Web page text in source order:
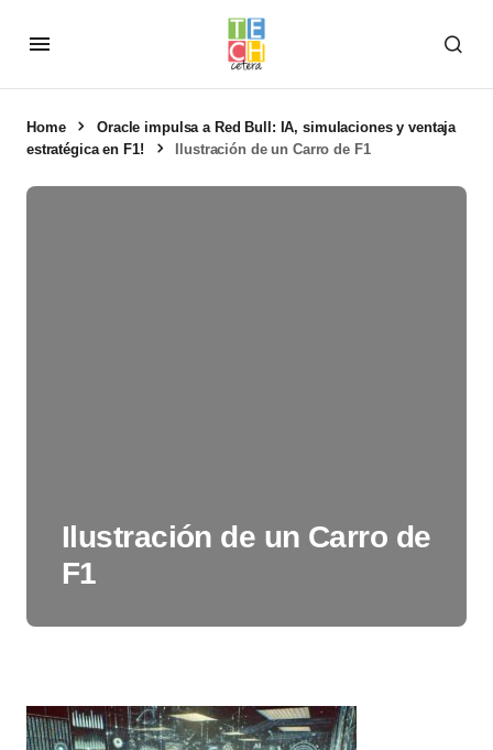
Home
Oracle impulsa a Red Bull: IA, simulaciones y ventaja
estratégica en F1!
Ilustración de un Carro de F1
Ilustración de un Carro de
F1